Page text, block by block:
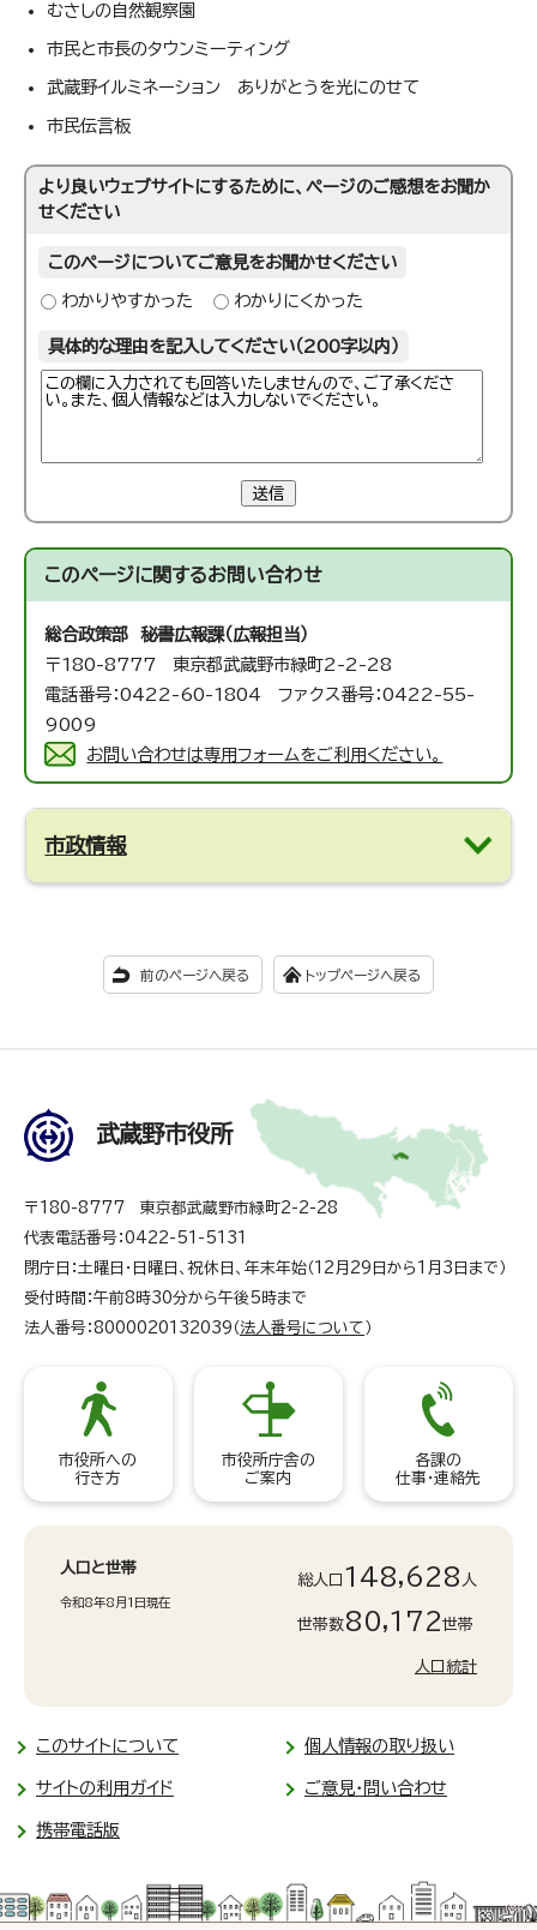
むさしの自然観察園
市民と市長のタウンミーティング
武蔵野イルミネーション ありがとうを光にのせて
市民伝言板
より良いウェブサイトにするために、ページのご感想をお聞か
せください
このページについてご意見をお聞かせください
わかりやすかった わかりにくかった
具体的な理由を記入してください（200字以内）
送信
このページに関するお問い合わせ
総合政策部 秘書広報課（広報担当）
〒180-8777 東京都武蔵野市緑町2-2-28
電話番号：0422-60-1804 ファクス番号：0422-55-
9009
お問い合わせは専用フォームをご利用ください。
市政情報
前のページへ戻る トップページへ戻る
武蔵野市役所
〒180-8777 東京都武蔵野市緑町2-2-28
代表電話番号：0422-51-5131
閉庁日：土曜日・日曜日、祝休日、年末年始（12月29日から1月3日まで）
受付時間：午前8時30分から午後5時まで
法人番号：8000020132039（ 法人番号について ）
市役所への
行き方
市役所庁舎の
ご案内
各課の
仕事・連絡先
人口と世帯
令和8年8月1日現在
総人口 148,628 人
世帯数80,172世帯
人口統計
このサイトについて 個人情報の取り扱い
サイトの利用ガイド ご意見・問い合わせ
携帯電話版